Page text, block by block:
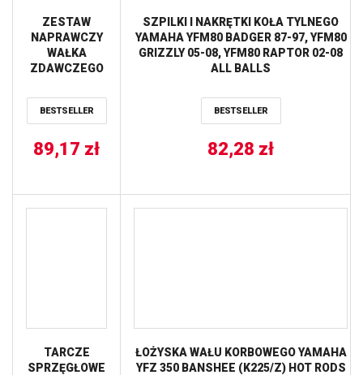
ZESTAW
NAPRAWCZY
WAŁKA
ZDAWCZEGO
RAPTOR 660
(01-05) (25-
RODS
BESTSELLER
89,17 zł
SZPILKI I NAKRĘTKI KOŁA TYLNEGO
YAMAHA YFM80 BADGER 87-97, YFM80
GRIZZLY 05-08, YFM80 RAPTOR 02-08
ALL BALLS
BESTSELLER
82,28 zł
TARCZE
SPRZĘGŁOWE
ŁOŻYSKA WAŁU KORBOWEGO YAMAHA
YFZ 350 BANSHEE (K225/Z) HOT RODS